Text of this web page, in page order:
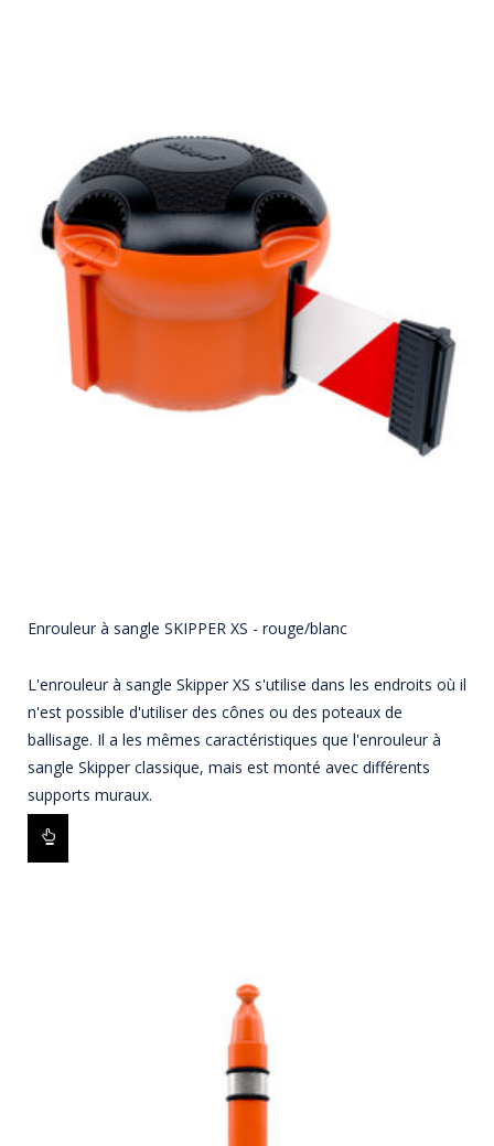
Enrouleur à sangle SKIPPER XS - rouge/blanc
L'enrouleur à sangle Skipper XS s'utilise dans les endroits où il
n'est possible d'utiliser des cônes ou des poteaux de
ballisage. Il a les mêmes caractéristiques que l'enrouleur à
sangle Skipper classique, mais est monté avec différents
supports muraux.